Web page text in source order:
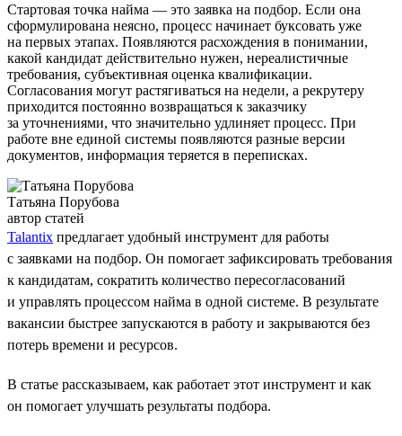
Стартовая точка найма — это заявка на подбор. Если она
сформулирована неясно, процесс начинает буксовать уже
на первых этапах. Появляются расхождения в понимании,
какой кандидат действительно нужен, нереалистичные
требования, субъективная оценка квалификации.
Согласования могут растягиваться на недели, а рекрутеру
приходится постоянно возвращаться к заказчику
за уточнениями, что значительно удлиняет процесс. При
работе вне единой системы появляются разные версии
документов, информация теряется в переписках.
Татьяна Порубова
автор статей
Talantix предлагает удобный инструмент для работы
с заявками на подбор. Он помогает зафиксировать требования
к кандидатам, сократить количество пересогласований
и управлять процессом найма в одной системе. В результате
вакансии быстрее запускаются в работу и закрываются без
потерь времени и ресурсов.
В статье рассказываем, как работает этот инструмент и как
он помогает улучшать результаты подбора.